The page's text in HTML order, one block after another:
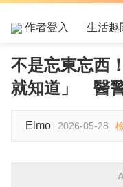
作者登入 生活趣
不是忘東忘西
就知道」 醫警
Elmo 2026-05-28